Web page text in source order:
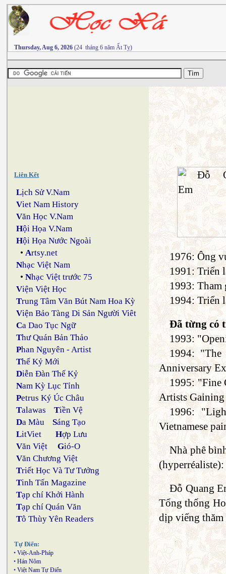
Thursday, Aug 6, 2026 (24 tháng 6 năm Ất Tỵ)
Liên Kết
Lịch Sử V.Nam
Viet Nam History
Văn Học V.Nam
Hội Họa V.Nam
Hội Họa Nước Ngoài
•Artsy.net
Nhạc Việt Nam
•Nhạc Việt trước 75
Viện Việt Học
Trung Tâm Văn Bút Nam Hoa Kỳ
Viện Bảo Tàng Di Sản Người Viêt
Ca Dao Tục Ngữ
Thư Quán Bản Thảo
Phan Nguyên - Artist
Thế Kỷ Mới
Diễn Đàn Thế Kỷ
Nam Kỳ Lục Tỉnh
Petrus Ký Úc Châu
Talawas Tiền Vệ
Da Màu Sáng Tạo
LitViet Hợp Lưu
Văn Việt Gió-O
Văn Chương Việt
Triết Học Và Tư Tưởng
Tinh Tấn Magazine
Tạp chí Khởi Hành
Tạp chí Quán Văn
Tô Thùy Yên Readers
Tự Điển:
• Việt-Anh-Pháp
• Hán Nôm
• Việt Nam Tự Điển
1976: Ông
1991: Triển
1993: Tham
1994: Triển
Đã từng có
1993:
1994: "The
Anniversary
1995: "Fine
Artists
1996:
Vietnamese
Nhà phê
Đỗ Quang
Tổng thống
dịp viếng thăm